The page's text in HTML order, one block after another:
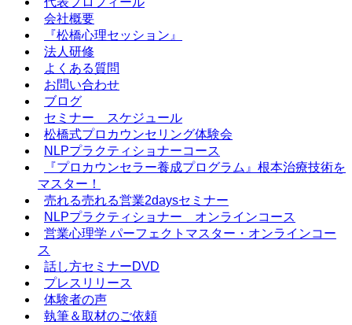
会社概要
『松橋心理セッション』
法人研修
よくある質問
お問い合わせ
ブログ
セミナー スケジュール
松橋式プロカウンセリング体験会
NLPプラクティショナーコース
『プロカウンセラー養成プログラム』根本治療技術を
マスター！
売れる売れる営業2daysセミナー
NLPプラクティショナー オンラインコース
営業心理学 パーフェクトマスター・オンラインコー
ス
話し方セミナーDVD
プレスリリース
体験者の声
執筆＆取材のご依頼